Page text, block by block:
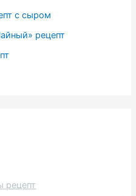
с сыром
рецепт
рецепт